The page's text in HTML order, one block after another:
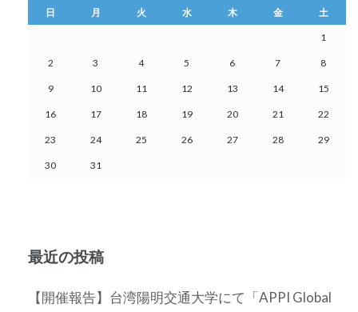
日 月 火 水 木 金 土
1
2 3 4 5 6 7 8
9 10 11 12 13 14 15
16 17 18 19 20 21 22
23 24 25 26 27 28 29
30 31
最近の投稿
【開催報告】台湾陽明交通大学にて「APPI Global